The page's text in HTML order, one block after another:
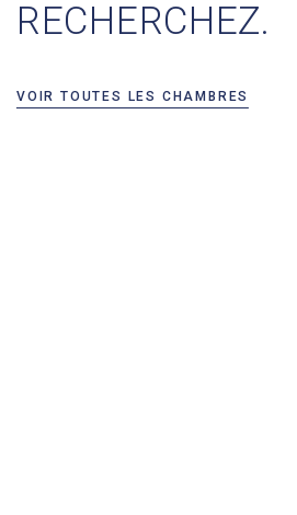
RECHERCHEZ.
VOIR TOUTES LES CHAMBRES